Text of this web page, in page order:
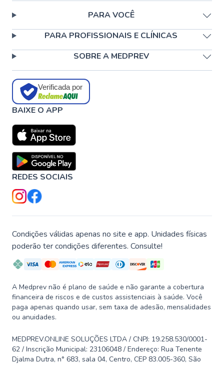
PARA VOCÊ
PARA PROFISSIONAIS E CLÍNICAS
SOBRE A MEDPREV
Verificada por
BAIXE O APP
REDES SOCIAIS
Condições válidas apenas no site e app. Unidades físicas
poderão ter condições diferentes. Consulte!
A Medprev não é plano de saúde e não garante a cobertura
financeira de riscos e de custos assistenciais à saúde. Você
paga apenas quando usar, sem taxa de adesão, mensalidades
ou anuidades.
MEDPREV.ONLINE SOLUÇÕES LTDA / CNPJ: 19.258.530/0001-
62 / Inscrição Municipal: 23106048 / Endereço: Rua Tenente
Djalma Dutra, n° 683, sala 04, Centro, CEP 83.005-360, São